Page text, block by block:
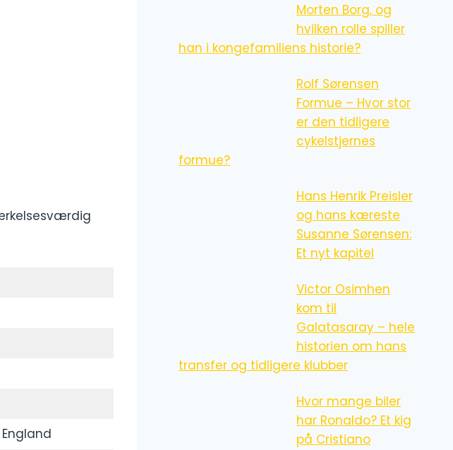
Morten Borg, og
hvilken rolle spiller
han i kongefamiliens historie?
Rolf Sørensen
Formue – Hvor stor
er den tidligere
cykelstjernes
formue?
Hans Henrik Preisler
og hans kæreste
Susanne Sørensen:
Et nyt kapitel
Victor Osimhen
kom til
Galatasaray – hele
historien om hans
transfer og tidligere klubber
Hvor mange biler
har Ronaldo? Et kig
på Cristiano